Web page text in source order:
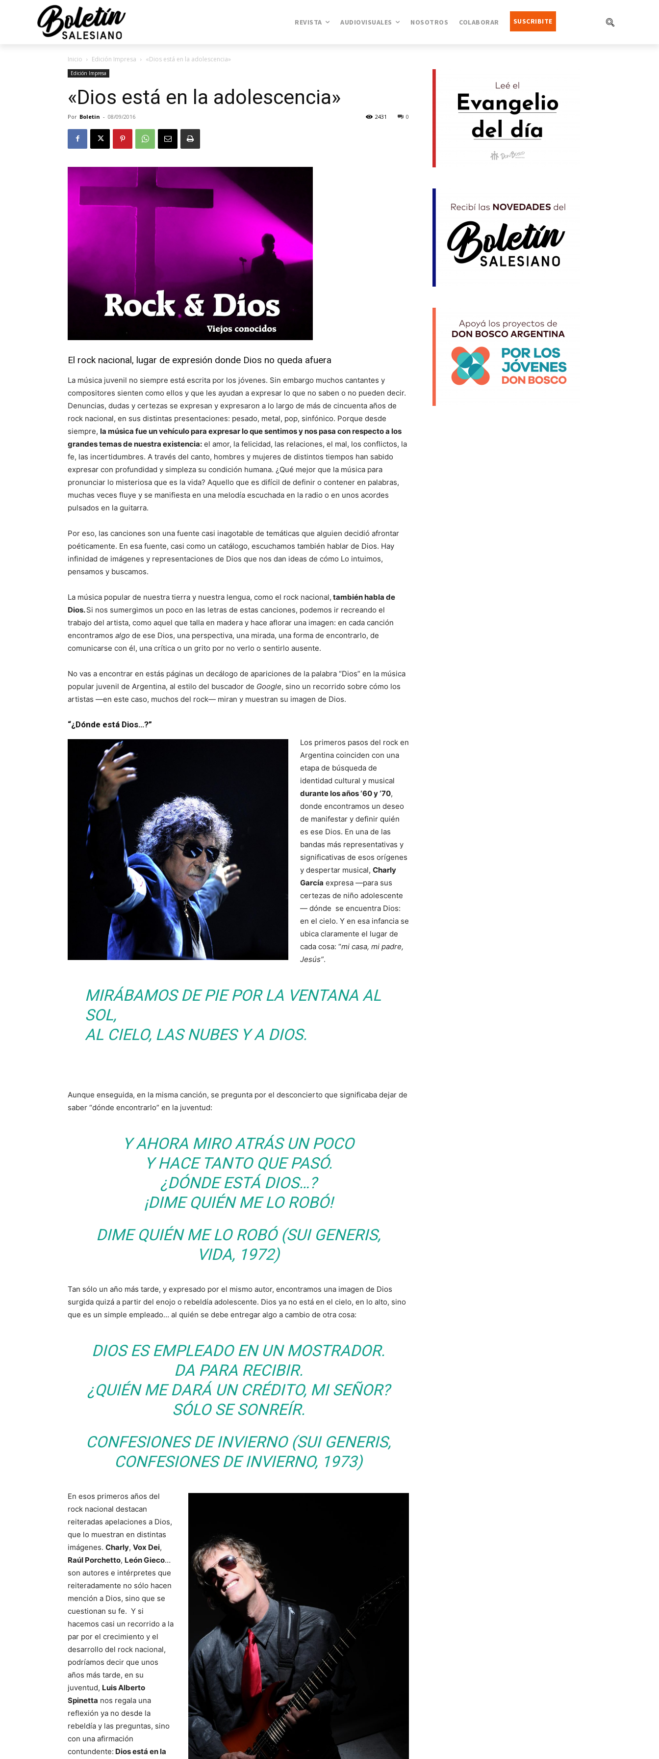
REVISTA AUDIOVISUALES NOSOTROS COLABORAR SUSCRIBITE
Inicio Edición Impresa «Dios está en la adolescencia»
Edición Impresa
«Dios está en la adolescencia»
Por Boletin - 08/09/2016 0
2431
El rock nacional, lugar de expresión donde Dios no queda afuera
La música juvenil no siempre está escrita por los jóvenes. Sin embargo muchos cantantes y
compositores sienten como ellos y que les ayudan a expresar lo que no saben o no pueden decir.
Denuncias, dudas y certezas se expresan y expresaron a lo largo de más de cincuenta años de
rock nacional, en sus distintas presentaciones: pesado, metal, pop, sinfónico. Porque desde
siempre, la música fue un vehículo para expresar lo que sentimos y nos pasa con respecto a los
grandes temas de nuestra existencia: el amor, la felicidad, las relaciones, el mal, los conflictos, la
fe, las incertidumbres. A través del canto, hombres y mujeres de distintos tiempos han sabido
expresar con profundidad y simpleza su condición humana. ¿Qué mejor que la música para
pronunciar lo misteriosa que es la vida? Aquello que es difícil de definir o contener en palabras,
muchas veces fluye y se manifiesta en una melodía escuchada en la radio o en unos acordes
pulsados en la guitarra.
Por eso, las canciones son una fuente casi inagotable de temáticas que alguien decidió afrontar
poéticamente. En esa fuente, casi como un catálogo, escuchamos también hablar de Dios. Hay
infinidad de imágenes y representaciones de Dios que nos dan ideas de cómo Lo intuimos,
pensamos y buscamos.
La música popular de nuestra tierra y nuestra lengua, como el rock nacional, también habla de
Dios.Si nos sumergimos un poco en las letras de estas canciones, podemos ir recreando el
trabajo del artista, como aquel que talla en madera y hace aflorar una imagen: en cada canción
encontramos algo de ese Dios, una perspectiva, una mirada, una forma de encontrarlo, de
comunicarse con él, una crítica o un grito por no verlo o sentirlo ausente.
No vas a encontrar en estás páginas un decálogo de apariciones de la palabra “Dios” en la música
popular juvenil de Argentina, al estilo del buscador de Google, sino un recorrido sobre cómo los
artistas —en este caso, muchos del rock— miran y muestran su imagen de Dios.
“¿Dónde está Dios…?”
Los primeros pasos del rock en
Argentina coinciden con una
etapa de búsqueda de
identidad cultural y musical
durante los años ‘60 y ‘70,
donde encontramos un deseo
de manifestar y definir quién
es ese Dios. En una de las
bandas más representativas y
significativas de esos orígenes
y despertar musical, Charly
García expresa —para sus
certezas de niño adolescente
— dónde se encuentra Dios:
en el cielo. Y en esa infancia se
ubica claramente el lugar de
cada cosa: “mi casa, mi padre,
Jesús”.
MIRÁBAMOS DE PIE POR LA VENTANA AL
SOL,
AL CIELO, LAS NUBES Y A DIOS.
Aunque enseguida, en la misma canción, se pregunta por el desconcierto que significaba dejar de
saber “dónde encontrarlo” en la juventud:
Y AHORA MIRO ATRÁS UN POCO
Y HACE TANTO QUE PASÓ.
¿DÓNDE ESTÁ DIOS…?
¡DIME QUIÉN ME LO ROBÓ!
DIME QUIÉN ME LO ROBÓ(SUI GENERIS,
VIDA, 1972)
Tan sólo un año más tarde, y expresado por el mismo autor, encontramos una imagen de Dios
surgida quizá a partir del enojo o rebeldía adolescente. Dios ya no está en el cielo, en lo alto, sino
que es un simple empleado… al quién se debe entregar algo a cambio de otra cosa:
DIOS ES EMPLEADO EN UN MOSTRADOR.
DA PARA RECIBIR.
¿QUIÉN ME DARÁ UN CRÉDITO, MI SEÑOR?
SÓLO SE SONREÍR.
CONFESIONES DE INVIERNO(SUI GENERIS,
CONFESIONES DE INVIERNO, 1973)
En esos primeros años del
rock nacional destacan
reiteradas apelaciones a Dios,
que lo muestran en distintas
imágenes. Charly, Vox Dei,
Raúl Porchetto, León Gieco…
son autores e intérpretes que
reiteradamente no sólo hacen
mención a Dios, sino que se
cuestionan su fe. Y si
hacemos casi un recorrido a la
par por el crecimiento y el
desarrollo del rock nacional,
podríamos decir que unos
años más tarde, en su
juventud, Luis Alberto
Spinetta nos regala una
reflexión ya no desde la
rebeldía y las preguntas, sino
con una afirmación
contundente: Dios está en la